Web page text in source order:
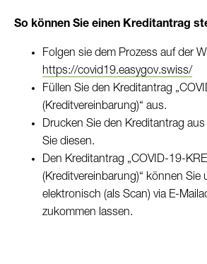
So können Sie einen Kreditantrag
Folgen sie dem Prozess auf der
https://covid19.easygov.swiss/
Füllen Sie den Kreditantrag
(Kreditvereinbarung)“ aus.
Drucken Sie den Kreditantrag
Sie diesen.
Den Kreditantrag „COVID-19-
(Kreditvereinbarung)“ können Sie
elektronisch (als Scan) via E-
zukommen lassen.